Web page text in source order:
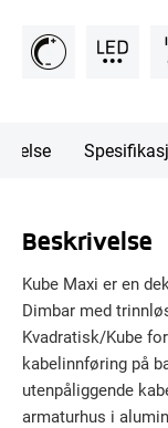
Beskrivelse
Kube Maxi er en
Dimbar med
Kvadratisk/Kube
kabelinnføring på
utenpåliggende
armaturhus i